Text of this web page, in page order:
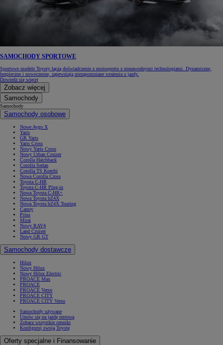
SAMOCHODY SPORTOWE
Sportowe modele Toyoty łączą doświadczenie z motosportu z niezawodnymi technologiami. Dynamiczne,
bezpieczne i nowoczesne, zapewniają niezapomniane wrażenia z jazdy.
Dowiedz się więcej
Zobacz więcej
Samochody
Samochody
Samochody osobowe
Nowe Aygo X
Yaris
GR Yaris
Yaris Cross
Nowy Yaris Cross
Nowy Urban Cruiser
Corolla Hatchback
Corolla Sedan
Corolla TS Kombi
Nowa Corolla Cross
Toyota C-HR
Toyota C-HR Plug-in
Nowa Toyota C-HR+
Nowa Toyota bZ4X
Nowa Toyota bZ4X Touring
Camry
Prius
Mirai
Nowy RAV4
Land Cruiser
Nowy GR GT
Samochody dostawcze
Hilux
Nowy Hilux
Nowy Hilux Electric
PROACE Max
PROACE
PROACE Verso
PROACE CITY
PROACE CITY Verso
Samochody używane
Umów się na jazdę testową
Zobacz wszystkie cenniki
Konfiguruj swoją Toyotę
Oferty specjalne i Finansowanie